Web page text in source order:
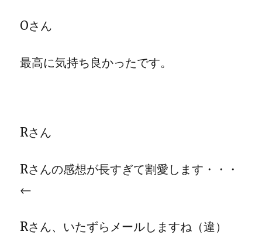
Oさん
最高に気持ち良かったです。
Rさん
Rさんの感想が長すぎて割愛します・・・
←
Rさん、いたずらメールしますね（違）